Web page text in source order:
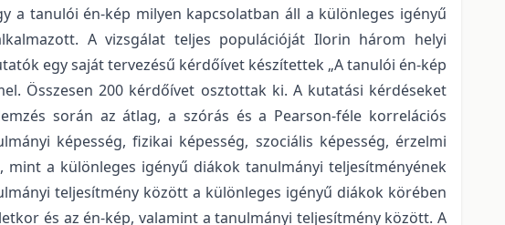
a tanulói én-kép milyen kapcsolatban áll a különleges igényű
A vizsgálat teljes populációját Ilorin három helyi
egy saját tervezésű kérdőívet készítettek „A tanulói én-kép
Összesen 200 kérdőívet osztottak ki. A kutatási kérdéseket
során az átlag, a szórás és a Pearson-féle korrelációs
képesség, fizikai képesség, szociális képesség, érzelmi
mint a különleges igényű diákok tanulmányi teljesítményének
teljesítmény között a különleges igényű diákok körében
és az én-kép, valamint a tanulmányi teljesítmény között. A